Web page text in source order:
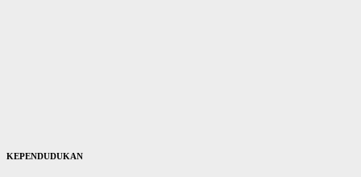
KEPENDUDUKAN